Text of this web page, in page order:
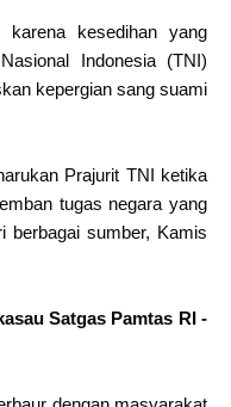
kesedihan yang
Indonesia (TNI)
kepergian sang suami
Prajurit TNI ketika
tugas negara yang
berbagai sumber, Kamis
Satgas Pamtas RI -